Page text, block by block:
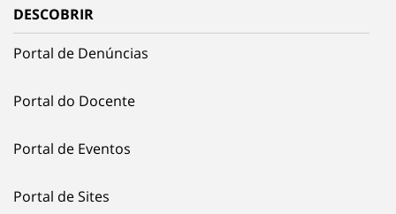
DESCOBRIR
Portal de Denúncias
Portal do Docente
Portal de Eventos
Portal de Sites